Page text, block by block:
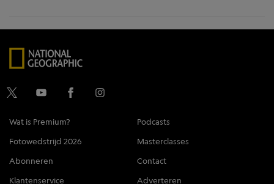
Wat is Premium?
Podcasts
Fotowedstrijd 2026
Masterclasses
Abonneren
Contact
Klantenservice
Adverteren